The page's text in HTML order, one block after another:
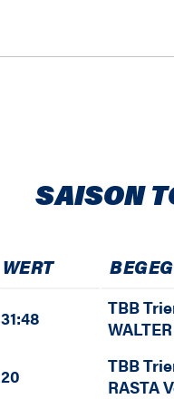
SAISON
WERT
31:48 TBB
20 TBB
RASTA